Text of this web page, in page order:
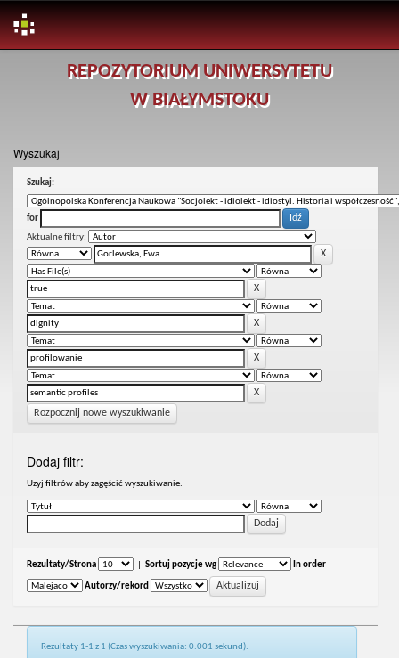
REPOZYTORIUM UNIWERSYTETU
W BIAŁYMSTOKU
Wyszukaj
Szukaj:
for
Aktualne filtry:
Rozpocznij nowe wyszukiwanie
Dodaj filtr:
Uzyj filtrów aby zagęścić wyszukiwanie.
Rezultaty/Strona Sortuj pozycje wg In order
Autorzy/rekord
Rezultaty 1-1 z 1 (Czas wyszukiwania: 0.001 sekund).